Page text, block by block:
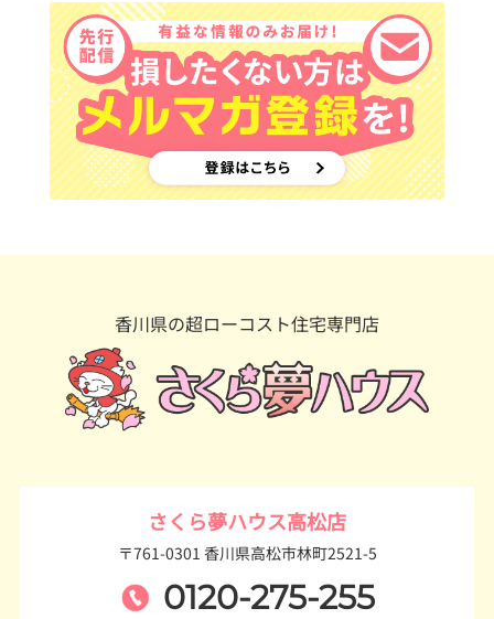
香川県の超ローコスト住宅専門店
さくら夢ハウス高松店
〒761-0301 香川県高松市林町2521-5
0120-275-255